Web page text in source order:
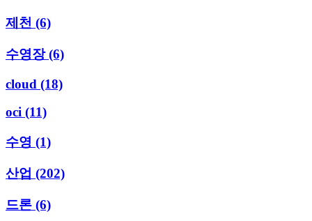
제천 (6)
수영장(6)
cloud (18)
oci (11)
수영 (1)
산업 (202)
드론 (6)